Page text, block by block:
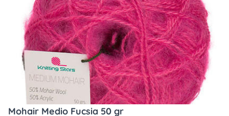
Mohair Medio Fucsia 50 gr